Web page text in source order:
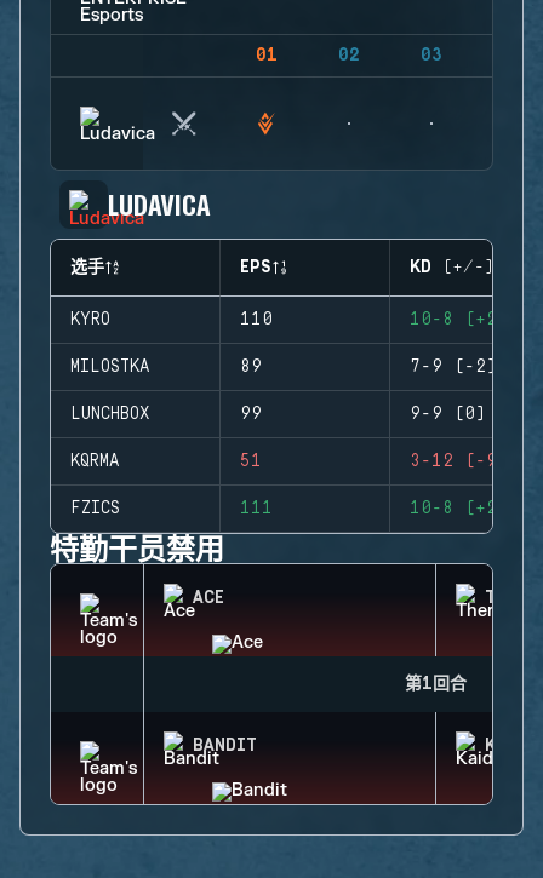
01 02 03
LUDAVICA
选手 EPS KD (+/-)
KYRO 110 10-8 (+2)
MILOSTKA 89 7-9 (-2)
LUNCHBOX 99 9-9 (0)
KQRMA 51 3-12 (-9)
FZICS 111 10-8 (+2)
特勤干员禁用
ACE
第1回合
BANDIT KAID